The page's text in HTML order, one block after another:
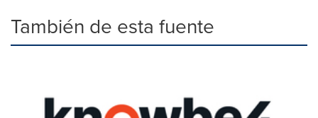
También de esta fuente